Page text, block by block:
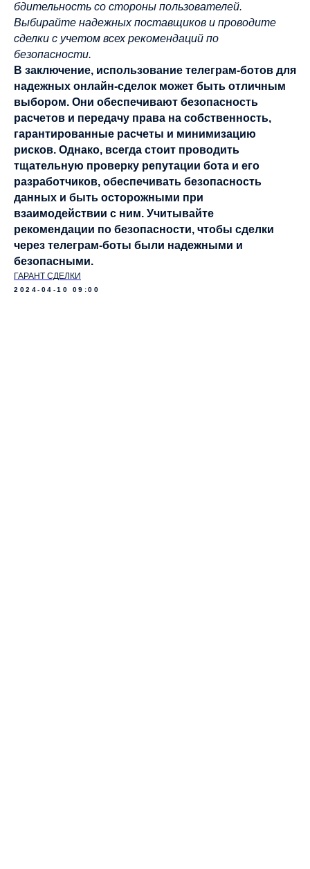
бдительность со стороны пользователей.
Выбирайте надежных поставщиков и проводите
сделки с учетом всех рекомендаций по
безопасности.
В заключение, использование телеграм-ботов для
надежных онлайн-сделок может быть отличным
выбором. Они обеспечивают безопасность
расчетов и передачу права на собственность,
гарантированные расчеты и минимизацию
рисков. Однако, всегда стоит проводить
тщательную проверку репутации бота и его
разработчиков, обеспечивать безопасность
данных и быть осторожными при
взаимодействии с ним. Учитывайте
рекомендации по безопасности, чтобы сделки
через телеграм-боты были надежными и
безопасными.
ГАРАНТ СДЕЛКИ
2024-04-10 09:00